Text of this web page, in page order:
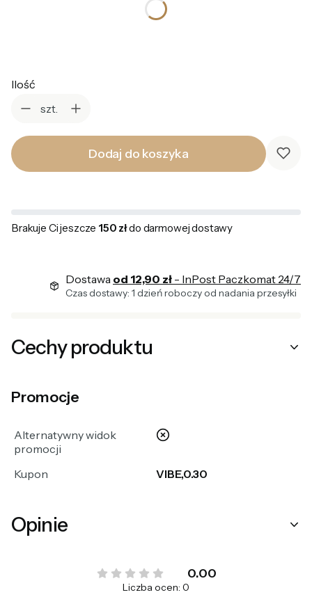
Ilość
szt.
Dodaj do koszyka
Brakuje Ci jeszcze 150 złdo darmowej dostawy
Dostawa od 12,90 zł - InPost Paczkomat 24/7
Czas dostawy: 1 dzień roboczy od nadania przesyłki
Cechy produktu
Promocje
Alternatywny widok
promocji
nie
Kupon VIBE,0.30
Opinie
0.00
Liczba ocen: 0